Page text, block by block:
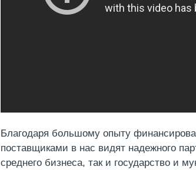
Благодаря большому опыту
поставщиками в нас видят надежного
среднего бизнеса, так и государство и